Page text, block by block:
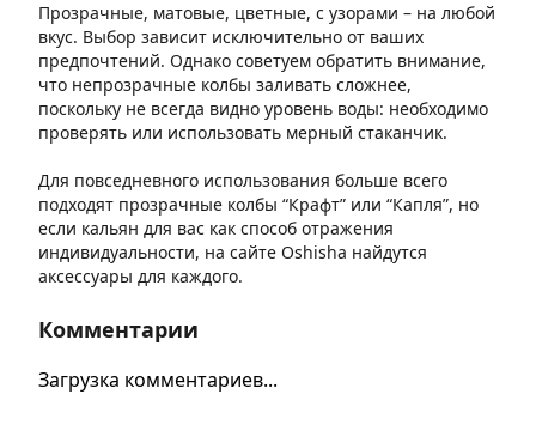
Прозрачные, матовые, цветные, с узорами – на любой
вкус. Выбор зависит исключительно от ваших
предпочтений. Однако советуем обратить внимание,
что непрозрачные колбы заливать сложнее,
поскольку не всегда видно уровень воды: необходимо
проверять или использовать мерный стаканчик.
Для повседневного использования больше всего
подходят прозрачные колбы “Крафт” или “Капля”, но
если кальян для вас как способ отражения
индивидуальности, на сайте Oshisha найдутся
аксессуары для каждого.
Комментарии
Загрузка комментариев...